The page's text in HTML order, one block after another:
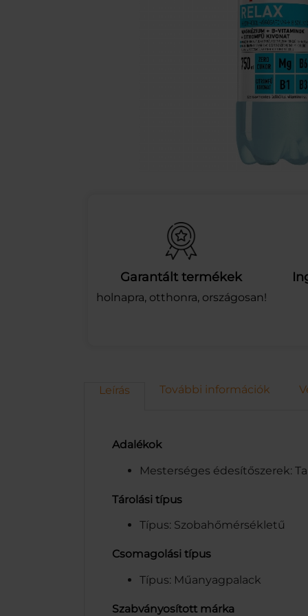
Garantált termékek
holnapra, otthonra, országosan!
Leírás További információk
Adalékok
Mesterséges édesítőszerek:
Tárolási típus
Típus: Szobahőmérsékletű
Csomagolási típus
Típus: Műanyagpalack
Szabványosított márka